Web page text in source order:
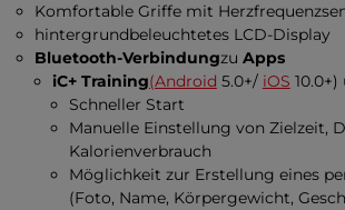
Komfortable Griffe mit
hintergrundbeleuchtetes LCD-Display
Bluetooth-Verbindungzu Apps
iC+ Training(Android 5.0+/ iOS
Schneller Start
Manuelle Einstellung von Zielzeit,
Kalorienverbrauch
Möglichkeit zur Erstellung eines
(Foto, Name, Körpergewicht,